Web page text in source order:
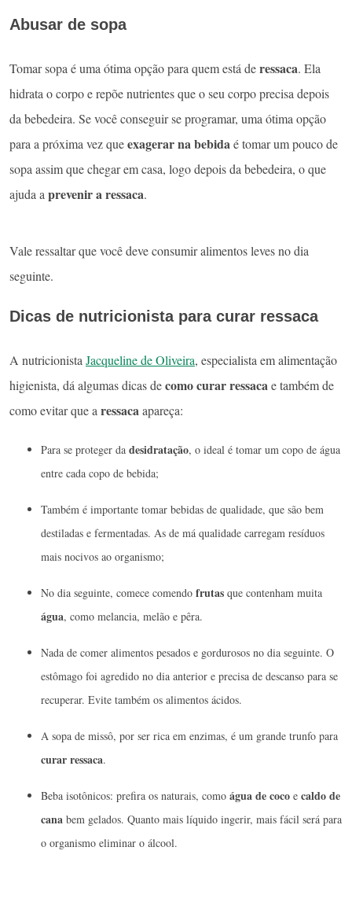
Abusar de sopa
Tomar sopa é uma ótima opção para quem está deressaca. Ela
hidrata o corpo e repõe nutrientes que o seu corpo precisa depois
da bebedeira. Se você conseguir se programar, uma ótima opção
para a próxima vez queexagerar na bebida é tomar um pouco de
sopa assim que chegar em casa, logo depois da bebedeira, o que
ajuda a prevenir a ressaca.
Vale ressaltar que você deve consumir alimentos leves no dia
seguinte.
Dicas de nutricionista para curar ressaca
A nutricionista Jacqueline de Oliveira, especialista em alimentação
higienista, dá algumas dicas decomo curar ressacae também de
como evitar que a ressacaapareça:
Para se proteger da desidratação, o ideal é tomar um copo de água
entre cada copo de bebida;
Também é importante tomar bebidas de qualidade, que são bem
destiladas e fermentadas. As de má qualidade carregam resíduos
mais nocivos ao organismo;
No dia seguinte, comece comendo frutas que contenham muita
água, como melancia, melão e pêra.
Nada de comer alimentos pesados e gordurosos no dia seguinte. O
estômago foi agredido no dia anterior e precisa de descanso para se
recuperar. Evite também os alimentos ácidos.
A sopa de missô, por ser rica em enzimas, é um grande trunfo para
curar ressaca.
Beba isotônicos: prefira os naturais, como água de coco e caldo de
cana bem gelados. Quanto mais líquido ingerir, mais fácil será para
o organismo eliminar o álcool.